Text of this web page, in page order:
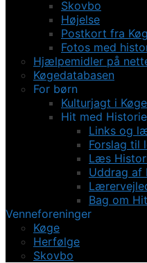
Skovbo
Højelse
Postkort fra
Fotos med
Hjælpemidler på
Køgedatabasen
For børn
Kulturjagt i
Hit med
Links og
Forslag til
Læs
Uddrag af
Bag om
Venneforeninger
Køge
Herfølge
Skovbo